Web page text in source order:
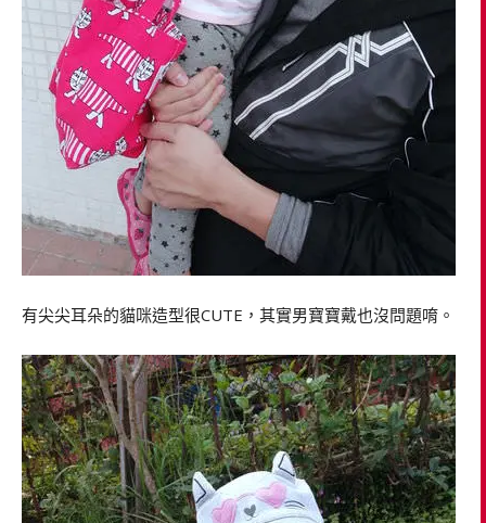
有尖尖耳朵的貓咪造型很CUTE，其實男寶寶戴也沒問題唷。